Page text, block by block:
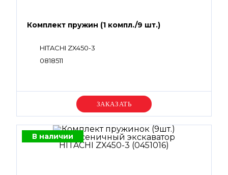
Комплект пружин (1 компл./9 шт.)
HITACHI ZX450-3
0818511
Уточняйте цену
В наличии